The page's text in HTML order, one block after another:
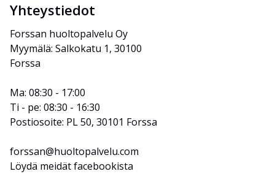
Yhteystiedot
Forssan huoltopalvelu Oy
Myymälä: Salkokatu 1, 30100
Forssa
Ma: 08:30 - 17:00
Ti - pe: 08:30 - 16:30
Postiosoite: PL 50, 30101 Forssa
forssan@huoltopalvelu.com
Löydä meidät facebookista